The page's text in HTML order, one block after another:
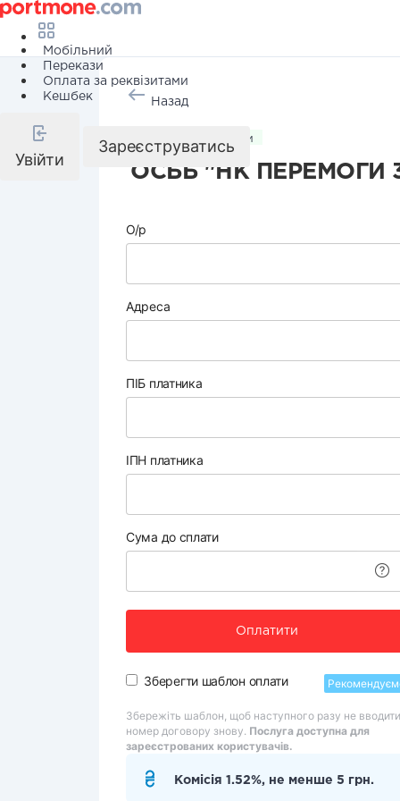
Мобільний
Перекази
Оплата за реквізитами
Кешбек
Увійти
Зареєструватись
Назад
Комунальні послуги
ОСББ "НК ПЕРЕМОГИ
О/р
Адреса
ПІБ платника
ІПН платника
Сума до сплати
Оплатити
Зберегти шаблон оплати
Збережіть шаблон, щоб наступного разу не вводити
номер договору знову. Послуга доступна для
зареєстрованих користувачів.
Комісія 1.52%, не менше 5 грн.